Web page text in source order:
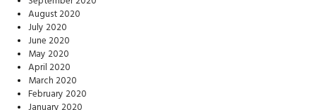
August 2020
July 2020
June 2020
May 2020
April 2020
March 2020
February 2020